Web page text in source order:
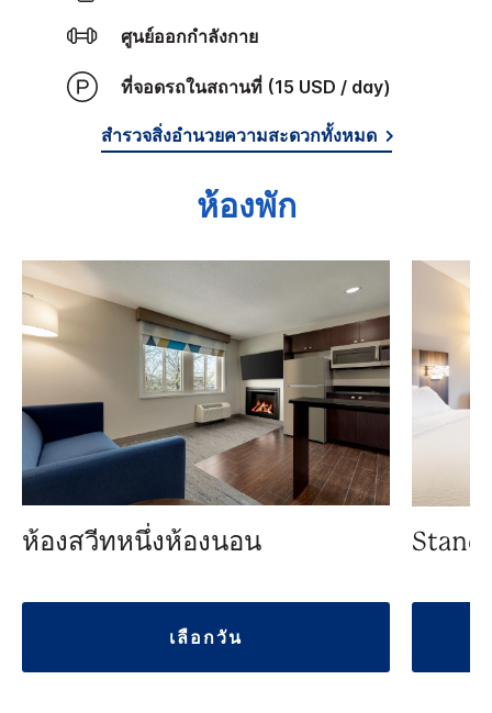
ศูนย์ออกกำลังกาย
ที่จอดรถในสถานที่ (15 USD / day)
สำรวจสิ่งอำนวยความสะดวกทั้งหมด
ห้องพัก
ห้องสวีทหนึ่งห้องนอน
เลือกวัน